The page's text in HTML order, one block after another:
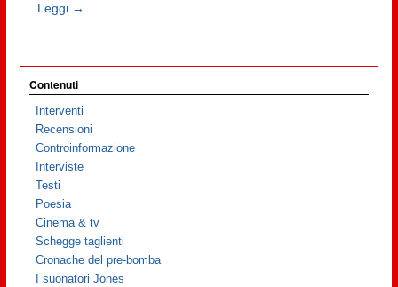
Leggi →
Contenuti
Interventi
Recensioni
Controinformazione
Interviste
Testi
Poesia
Cinema & tv
Schegge taglienti
Cronache del pre-bomba
I suonatori Jones